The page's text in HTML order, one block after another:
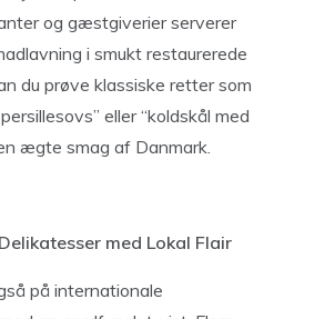
og gæstgiverier serverer
i smukt restaurerede
du prøve klassiske retter som
eller “koldskål med
ægte smag af Danmark.
med Lokal Flair
på internationale